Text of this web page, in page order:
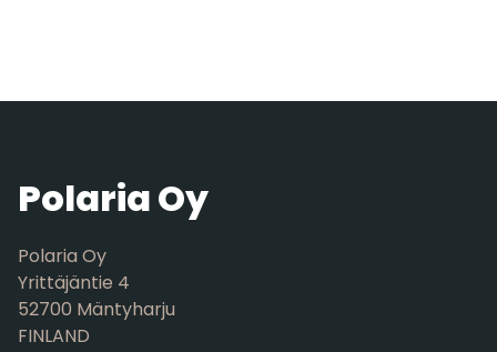
Polaria Oy
Polaria Oy
Yrittäjäntie 4
52700 Mäntyharju
FINLAND